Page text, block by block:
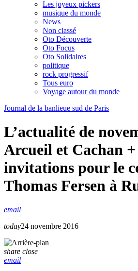
Les joyeux pickers
musique du monde
News
Non classé
Oto Découverte
Oto Focus
Oto Solidaires
politique
rock progressif
Tous euro
Voyage autour du monde
Journal de la banlieue sud de Paris
L’actualité de
Arcueil et Cachan +
invitations pour le
Thomas Fersen à
email
today24 novembre 2016
share close
email